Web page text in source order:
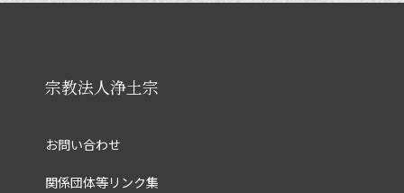
宗教法人浄土宗
お問い合わせ
関係団体等リンク集